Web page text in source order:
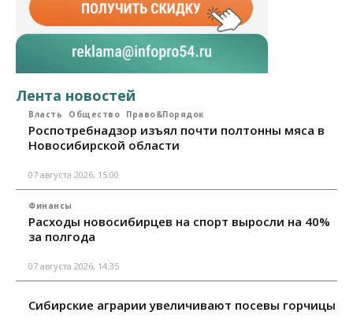
Лента новостей
Власть Общество Право&Порядок
Роспотребнадзор изъял почти полтонны мяса в
Новосибирской области
07 августа 2026, 15:00
Финансы
Расходы новосибирцев на спорт выросли на 40%
за полгода
07 августа 2026, 14:35
Сибирские аграрии увеличивают посевы горчицы